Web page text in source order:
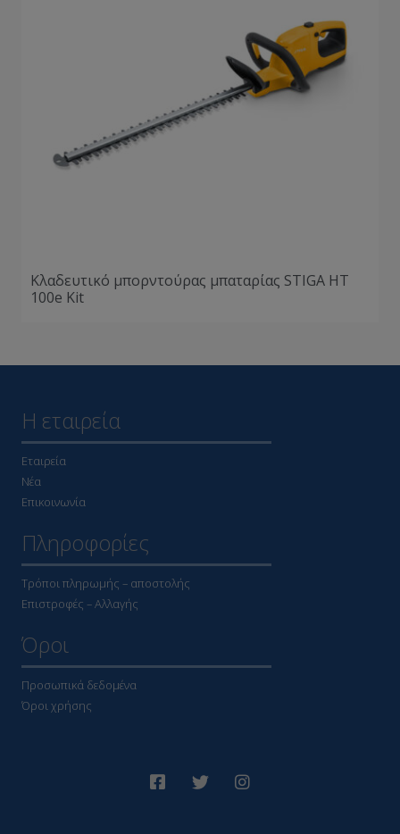
Κλαδευτικό μπορντούρας μπαταρίας STIGA HT
100e Kit
Η εταιρεία
Εταιρεία
Νέα
Επικοινωνία
Πληροφορίες
Τρόποι πληρωμής – αποστολής
Επιστροφές – Αλλαγής
Όροι
Προσωπικά δεδομένα
Όροι χρήσης